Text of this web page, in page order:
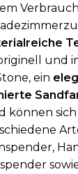
und
ein
können